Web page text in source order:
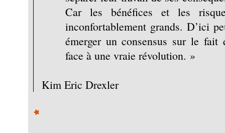
Car les bénéfices et les
inconfortablement grands. D’ici
émerger un consensus sur le fait
face à une vraie révolution. »
Kim Eric Drexler
*